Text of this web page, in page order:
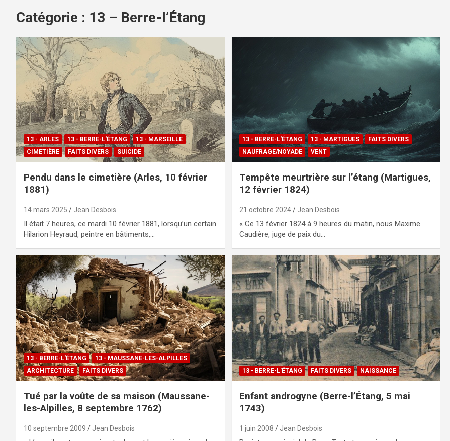
Catégorie : 13 – Berre-l’Étang
13 - ARLES 13 - BERRE-L'ÉTANG
13 - MARSEILLE
CIMETIÈRE
FAITS DIVERS SUICIDE
Pendu dans le cimetière (Arles, 10 février
1881)
14 mars 2025 Jean Desbois
Il était 7 heures, ce mardi 10 février 1881, lorsqu’un certain
Hilarion Heyraud, peintre en bâtiments,…
13 - BERRE-L'ÉTANG 13 - MARTIGUES
FAITS DIVERS
NAUFRAGE/NOYADE
VENT
Tempête meurtrière sur l’étang (Martigues,
12 février 1824)
21 octobre 2024 Jean Desbois
« Ce 13 février 1824 à 9 heures du matin, nous Maxime
Caudière, juge de paix du…
13 - BERRE-L'ÉTANG
13 - MAUSSANE-LES-ALPILLES
ARCHITECTURE
FAITS DIVERS
Tué par la voûte de sa maison (Maussane-
les-Alpilles, 8 septembre 1762)
10 septembre 2009 Jean Desbois
13 - BERRE-L'ÉTANG FAITS DIVERS NAISSANCE
Enfant androgyne (Berre-l’Étang, 5 mai
1743)
1 juin 2008 Jean Desbois